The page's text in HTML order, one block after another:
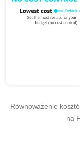
Równoważenie
na